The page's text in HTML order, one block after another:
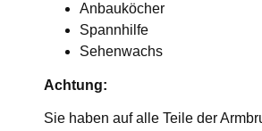
Anbauköcher
Spannhilfe
Sehenwachs
Achtung:
Sie haben auf alle Teile der